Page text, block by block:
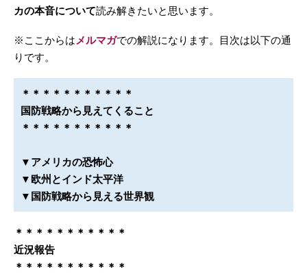
カの本音について読み解きたいと思います。
※ここからは メルマガでの解説になります。目次は以下の通
りです。
＊＊＊＊＊＊＊＊＊＊＊
国防戦略から見えてくること
＊＊＊＊＊＊＊＊＊＊＊
▼アメリカの恐怖心
▼欧州とインド太平洋
▼国防戦略から見える世界観
＊＊＊＊＊＊＊＊＊＊＊
近況報告
＊＊＊＊＊＊＊＊＊＊＊